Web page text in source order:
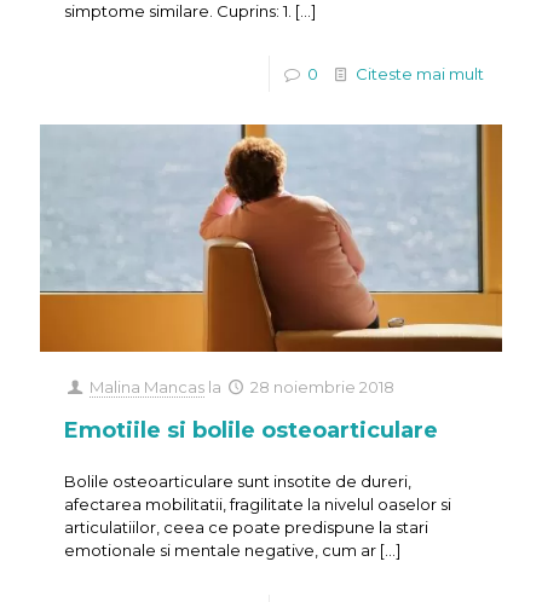
simptome similare. Cuprins: 1. […]
0 Citeste mai mult
Malina Mancas la 28 noiembrie 2018
Emotiile si bolile osteoarticulare
Bolile osteoarticulare sunt insotite de dureri,
afectarea mobilitatii, fragilitate la nivelul oaselor si
articulatiilor, ceea ce poate predispune la stari
emotionale si mentale negative, cum ar […]